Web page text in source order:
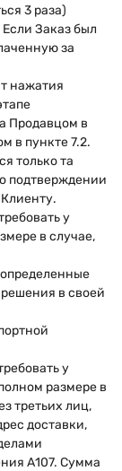
3 раза)
Заказ был
за
нажатия
Продавцом в
в пункте 7.2.
только та
подтверждении
у
в случае,
в своей
у
размере в
третьих лиц,
доставки,
А107. Сумма